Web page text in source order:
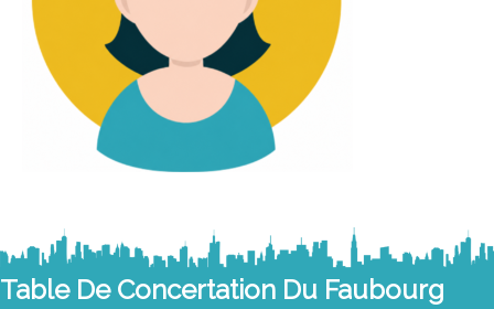
Table De Concertation Du Faubourg